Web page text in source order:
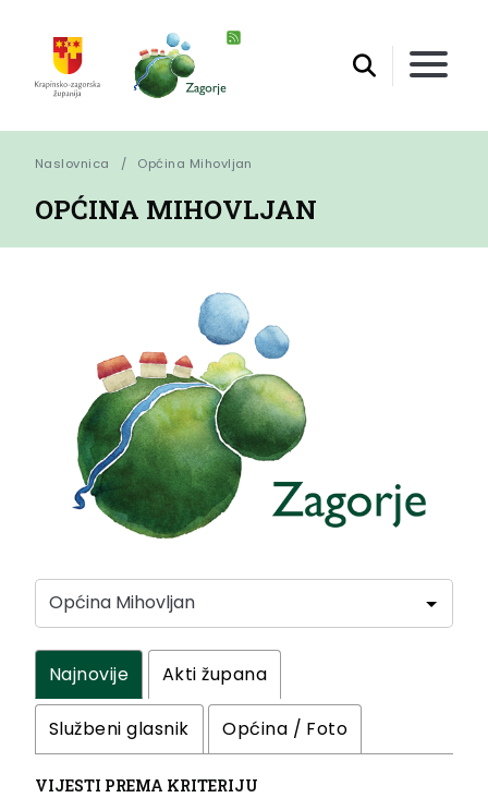
Naslovnica Općina Mihovljan
OPĆINA MIHOVLJAN
Najnovije Akti župana
Službeni glasnik Općina / Foto
VIJESTI PREMA KRITERIJU